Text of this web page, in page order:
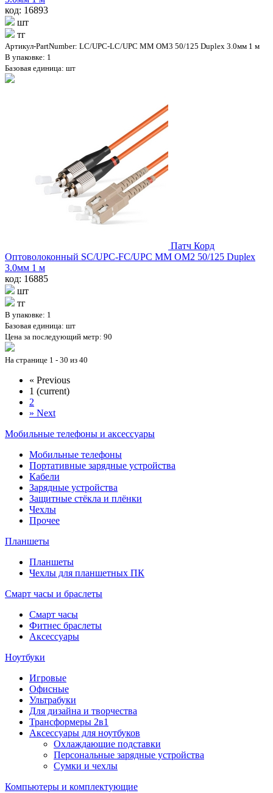
код: 16893
шт
тг
Артикул-PartNumber: LC/UPC-LC/UPC MM OM3 50/125 Duplex 3.0мм 1 м
В упаковке: 1
Базовая единица: шт
Патч Корд
Оптоволоконный SC/UPC-FC/UPC MM OM2 50/125 Duplex
3.0мм 1 м
код: 16885
шт
тг
В упаковке: 1
Базовая единица: шт
Цена за последующий метр: 90
На странице 1 - 30 из 40
« Previous
1 (current)
2
» Next
Мобильные телефоны и аксессуары
Мобильные телефоны
Портативные зарядные устройства
Кабели
Зарядные устройства
Защитные стёкла и плёнки
Чехлы
Прочее
Планшеты
Планшеты
Чехлы для планшетных ПК
Смарт часы и браслеты
Смарт часы
Фитнес браслеты
Аксессуары
Ноутбуки
Игровые
Офисные
Ультрабуки
Для дизайна и творчества
Трансформеры 2в1
Аксессуары для ноутбуков
Охлаждающие подставки
Персональные зарядные устройства
Сумки и чехлы
Компьютеры и комплектующие